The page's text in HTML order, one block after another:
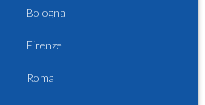
Bologna
Firenze
Roma